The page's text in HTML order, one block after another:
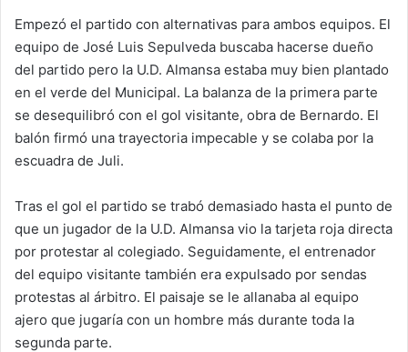
Empezó el partido con alternativas para ambos equipos. El
equipo de José Luis Sepulveda buscaba hacerse dueño
del partido pero la U.D. Almansa estaba muy bien plantado
en el verde del Municipal. La balanza de la primera parte
se desequilibró con el gol visitante, obra de Bernardo. El
balón firmó una trayectoria impecable y se colaba por la
escuadra de Juli.
Tras el gol el partido se trabó demasiado hasta el punto de
que un jugador de la U.D. Almansa vio la tarjeta roja directa
por protestar al colegiado. Seguidamente, el entrenador
del equipo visitante también era expulsado por sendas
protestas al árbitro. El paisaje se le allanaba al equipo
ajero que jugaría con un hombre más durante toda la
segunda parte.